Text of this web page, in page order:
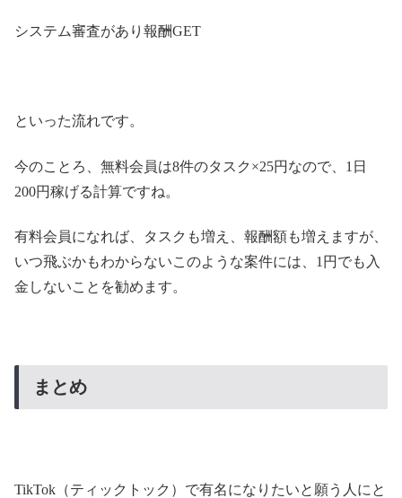
システム審査があり報酬GET
といった流れです。
今のことろ、無料会員は8件のタスク×25円なので、1日
200円稼げる計算ですね。
有料会員になれば、タスクも増え、報酬額も増えますが、
いつ飛ぶかもわからないこのような案件には、1円でも入
金しないことを勧めます。
まとめ
TikTok（ティックトック）で有名になりたいと願う人にと